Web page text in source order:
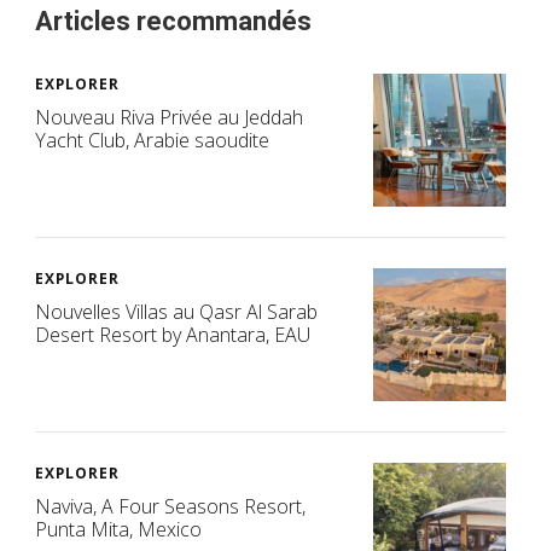
Articles recommandés
EXPLORER
Nouveau Riva Privée au Jeddah
Yacht Club, Arabie saoudite
EXPLORER
Nouvelles Villas au Qasr Al Sarab
Desert Resort by Anantara, EAU
EXPLORER
Naviva, A Four Seasons Resort,
Punta Mita, Mexico